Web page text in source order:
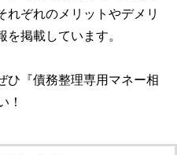
れぞれのメリットやデメリ
掲載しています。
ひ『債務整理専用マネー相
！